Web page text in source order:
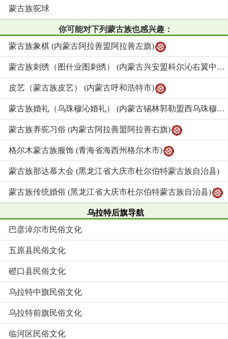
蒙古族驼球
你可能对下列蒙古族也感兴趣：
蒙古族象棋 (内蒙古阿拉善盟阿拉善左旗)
蒙古族刺绣（图什业图刺绣） (内蒙古兴安盟科尔沁右翼中旗)
皮艺（蒙古族皮艺） (内蒙古呼和浩特市)
蒙古族婚礼（乌珠穆沁婚礼） (内蒙古锡林郭勒盟西乌珠穆沁)
蒙古族养驼习俗 (内蒙古阿拉善盟阿拉善右旗)
格尔木蒙古族服饰 (青海省海西州格尔木市)
蒙古族那达慕大会 (黑龙江省大庆市杜尔伯特蒙古族自治县)
蒙古族传统婚俗 (黑龙江省大庆市杜尔伯特蒙古族自治县)
乌拉特后旗导航
巴彦淖尔市民俗文化
五原县民俗文化
磴口县民俗文化
乌拉特中旗民俗文化
乌拉特前旗民俗文化
临河区民俗文化